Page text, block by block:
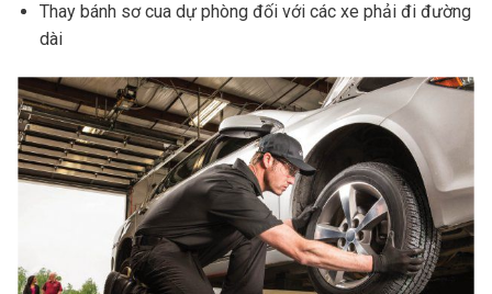
Thay bánh sơ cua dự phòng đối với các xe phải đi đường
dài